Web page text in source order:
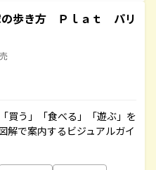
歩き方 Ｐｌａｔ パリ
買う」「食べる」「遊ぶ」を
解で案内するビジュアルガイ